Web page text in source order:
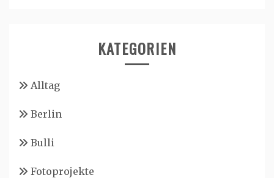
KATEGORIEN
Alltag
Berlin
Bulli
Fotoprojekte